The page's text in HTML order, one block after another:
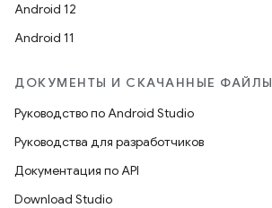
Android 12
Android 11
ДОКУМЕНТЫ И СКАЧАННЫЕ ФАЙЛЫ
Руководство по Android Studio
Руководства для разработчиков
Документация по API
Download Studio